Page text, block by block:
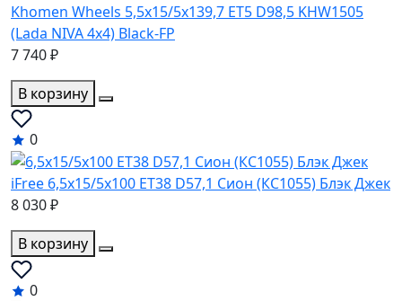
Khomen Wheels 5,5x15/5x139,7 ET5 D98,5 KHW1505
(Lada NIVA 4x4) Black-FP
7 740 ₽
В корзину
0
iFree 6,5x15/5x100 ET38 D57,1 Сион (КС1055) Блэк Джек
8 030 ₽
В корзину
0